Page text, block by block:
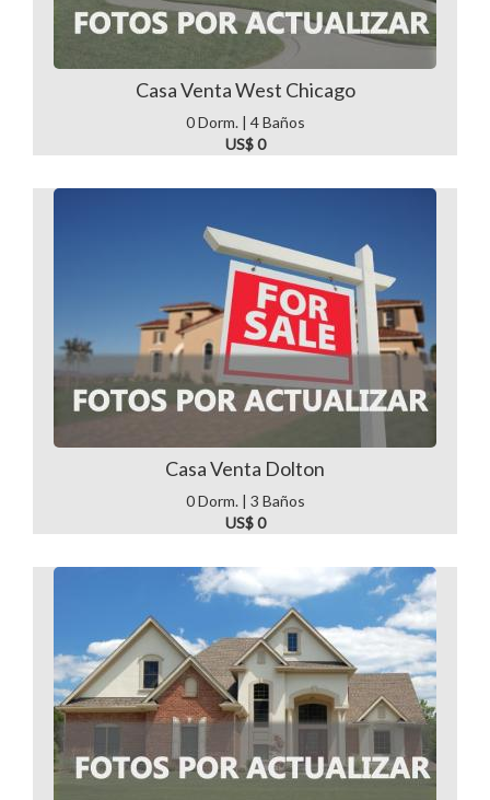
Casa Venta West Chicago
0 Dorm. | 4 Baños
US$ 0
Casa Venta Dolton
0 Dorm. | 3 Baños
US$ 0